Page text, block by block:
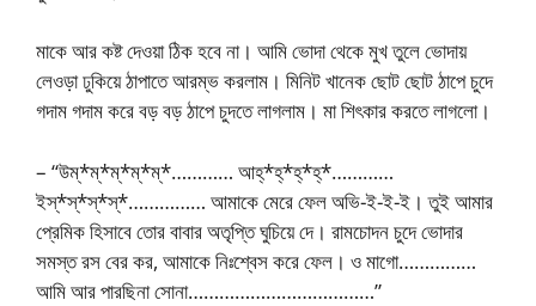
মাকে আর কষ্ট দেওয়া ঠিক হবে না। আমি ভোদা থেকে মুখ তুলে ভোদায়
লেওড়া ঢুকিয়ে ঠাপাতে আরম্ভ করলাম। মিনিট খানেক ছোট ছোট ঠাপে চুদে
গদাম গদাম করে বড় বড় ঠাপে চুদতে লাগলাম। মা শিৎকার করতে লাগলো।
– “উম্*ম্*ম্*ম্*ম্*………… আহ্*হ্*হ্*হ্*…………
ইস্*স্*স্*স্*…………… আমাকে মেরে ফেল অভি-ই-ই-ই। তুই আমার
প্রেমিক হিসাবে তোর বাবার অতৃপ্তি ঘুচিয়ে দে। রামচোদন চুদে ভোদার
সমস্ত রস বের কর, আমাকে নিঃশ্বেস করে ফেল। ও মাগো……………
আমি আর পারছিনা সোনা………………………………”